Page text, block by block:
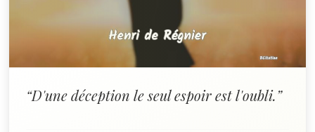
“D'une déception le seul espoir est l'oubli.”